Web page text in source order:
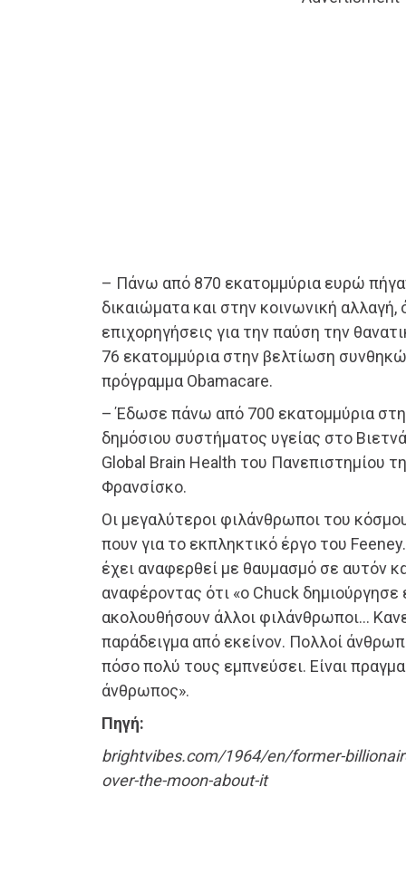
– Πάνω από 870 εκατομμύρια ευρώ
δικαιώματα και στην κοινωνική
επιχορηγήσεις για την παύση την
76 εκατομμύρια στην βελτίωση
πρόγραμμα Obamacare.
– Έδωσε πάνω από 700 εκατομμύρια
δημόσιου συστήματος υγείας στο
Global Brain Health του Πανεπιστημίου
Φρανσίσκο.
Οι μεγαλύτεροι φιλάνθρωποι του
πουν για το εκπληκτικό έργο του
έχει αναφερθεί με θαυμασμό σε αυτόν
αναφέροντας ότι «ο Chuck δημιούργησε
ακολουθήσουν άλλοι φιλάνθρωποι…
παράδειγμα από εκείνον. Πολλοί
πόσο πολύ τους εμπνεύσει. Είναι
άνθρωπος».
Πηγή:
brightvibes.com/1964/en/former-
over-the-moon-about-it